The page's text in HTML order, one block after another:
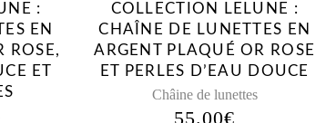
:
EN
ROSE,
ET
COLLECTION LELUNE :
CHAÎNE DE LUNETTES EN
ARGENT PLAQUÉ OR ROSE
ET PERLES D’EAU DOUCE
Châine de lunettes
55.00€